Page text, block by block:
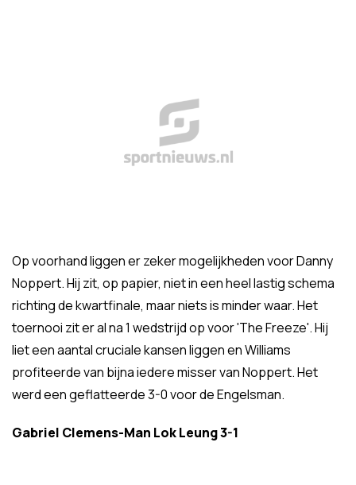
Op voorhand liggen er zeker mogelijkheden voor Danny
Noppert. Hij zit, op papier, niet in een heel lastig schema
richting de kwartfinale, maar niets is minder waar. Het
toernooi zit er al na 1 wedstrijd op voor 'The Freeze'. Hij
liet een aantal cruciale kansen liggen en Williams
profiteerde van bijna iedere misser van Noppert. Het
werd een geflatteerde 3-0 voor de Engelsman.
Gabriel Clemens-Man Lok Leung 3-1